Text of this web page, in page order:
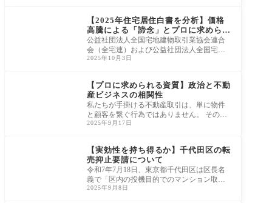
【2025年住宅居住白書を分析】価格
高騰による「諦念」とプロに求められ
る透明性
公益社団法人全国宅地建物取引業協会連合
会（全宅連）および公益社団法人全国宅地
建物取引業保証協会（全宅保証）は、20歳
2025年10月3日
【プロに求められる資質】政治と不動
産ビジネスの相関性
私たちが手掛ける不動産取引は、単に物件
と顧客を繋ぐ行為ではありません。 その背
景には、常に社会の潮流、そして「政治の
2025年9月17日
【実効性を持ち得るか】千代田区の転
売抑止要請について
令和7年7月18日、東京都千代田区は区長名
義で「区内の投機目的でのマンション取引
等に関する要請について」を公表し、一般
2025年9月8日